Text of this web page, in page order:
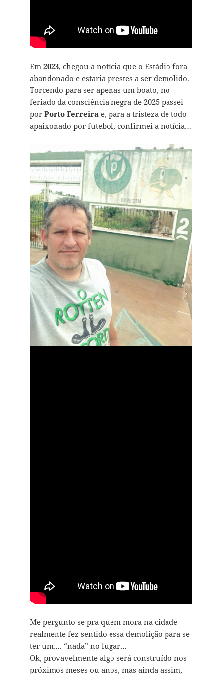
Em 2023, chegou a notícia que o Estádio fora
abandonado e estaria prestes a ser demolido.
Torcendo para ser apenas um boato, no
feriado da consciência negra de 2025 passei
porPorto Ferreirae, para a tristeza de todo
apaixonado por futebol, confirmei a notícia…
Me pergunto se pra quem mora na cidade
realmente fez sentido essa demolição para se
ter um…. “nada” no lugar…
Ok, provavelmente algo será construído nos
próximos meses ou anos, mas ainda assim,